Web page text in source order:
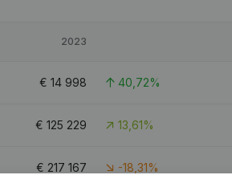
2023
€ 14 998 40,72%
€ 125 229 13,61%
€ 217 167 -18,31%